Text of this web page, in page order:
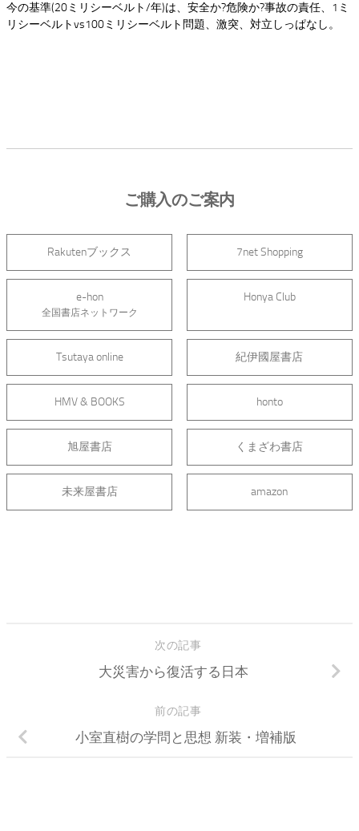
今の基準(20ミリシーベルト/年)は、安全か?危険か?事故の責任、1ミ
リシーベルトvs100ミリシーベルト問題、激突、対立しっぱなし。
ご購入のご案内
Rakutenブックス 7net Shopping
e-hon
全国書店ネットワーク
Honya Club
Tsutaya online 紀伊國屋書店
HMV & BOOKS honto
旭屋書店 くまざわ書店
未来屋書店 amazon
次の記事
大災害から復活する日本
前の記事
小室直樹の学問と思想 新装・増補版